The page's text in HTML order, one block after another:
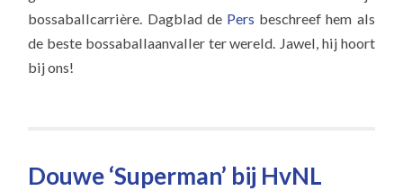
bossaballcarrière. Dagblad de Pers beschreef hem als
de beste bossaballaanvaller ter wereld. Jawel, hij hoort
bij ons!
Douwe ‘Superman’ bij HvNL